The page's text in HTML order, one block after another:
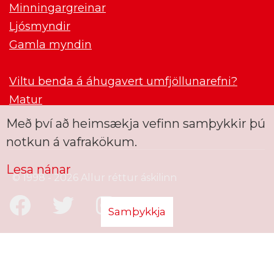
Minningargreinar
Ljósmyndir
Gamla myndin
Viltu benda á áhugavert umfjöllunarefni?
Matur
© 1998 - 2026 Allur réttur áskilinn
Með því að heimsækja vefinn samþykkir þú
notkun á vafrakökum.
Lesa nánar
Samþykkja